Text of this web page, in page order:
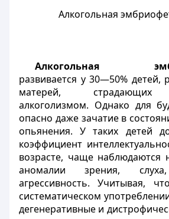
Алкогольная
Алкогольная
развивается у 30—50%
матерей, страдающих
алкоголизмом. Однако для
опасно даже зачатие в
опьянения. У таких детей
коэффициент
возрасте, чаще наблюдаются
аномалии зрения,
агрессивность. Учитывая,
систематическом
дегенеративные и